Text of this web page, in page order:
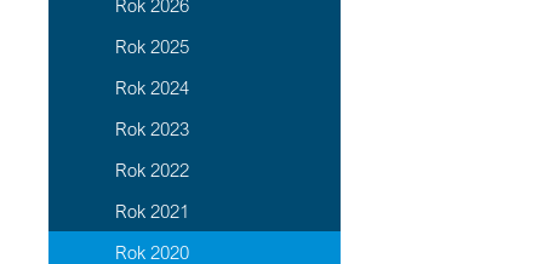
Rok 2026
Rok 2025
Rok 2024
Rok 2023
Rok 2022
Rok 2021
Rok 2020